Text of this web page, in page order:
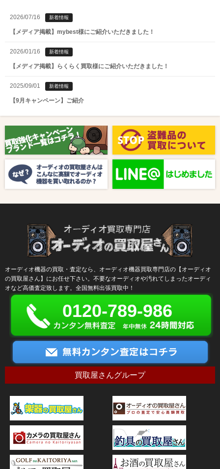
2026/07/16 新着情報
【メディア掲載】mybest様にご紹介いただきました！
2026/01/16 新着情報
【メディア掲載】らくらく買取様にご紹介いただきました！
2025/09/01 新着情報
【9月キャンペーン】ご紹介
【8月キャンペーン】ご紹介
2024/10/04 新着情報
【ラジオ番組放送のお知らせ】
オーディオ機器の買取・査定なら、オーディオ機器買取専門店の【オーディオ
の買取屋さん】にお任せ下さい。不要なオーディオや汚れてしまったオーディ
オなど高価査定致します。全国無料出張買取中！
0120-789-986
買取屋さんグループ